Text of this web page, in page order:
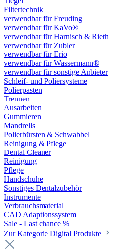
Filtertechnik
verwendbar für Freuding
verwendbar für KaVo®
verwendbar für Harnisch & Rieth
verwendbar für Zubler
verwendbar für Erio
verwendbar für Wassermann®
verwendbar für sonstige Anbieter
Schleif- und Poliersysteme
Polierpasten
Trennen
Ausarbeiten
Gummieren
Mandrells
Polierbürsten & Schwabbel
Reinigung & Pflege
Dental Cleaner
Reinigung
Pflege
Handschuhe
Sonstiges Dentalzubehör
Instrumente
Verbrauchsmaterial
CAD Adaptionssystem
Sale - Last chance %
Zur Kategorie Digital Produkte